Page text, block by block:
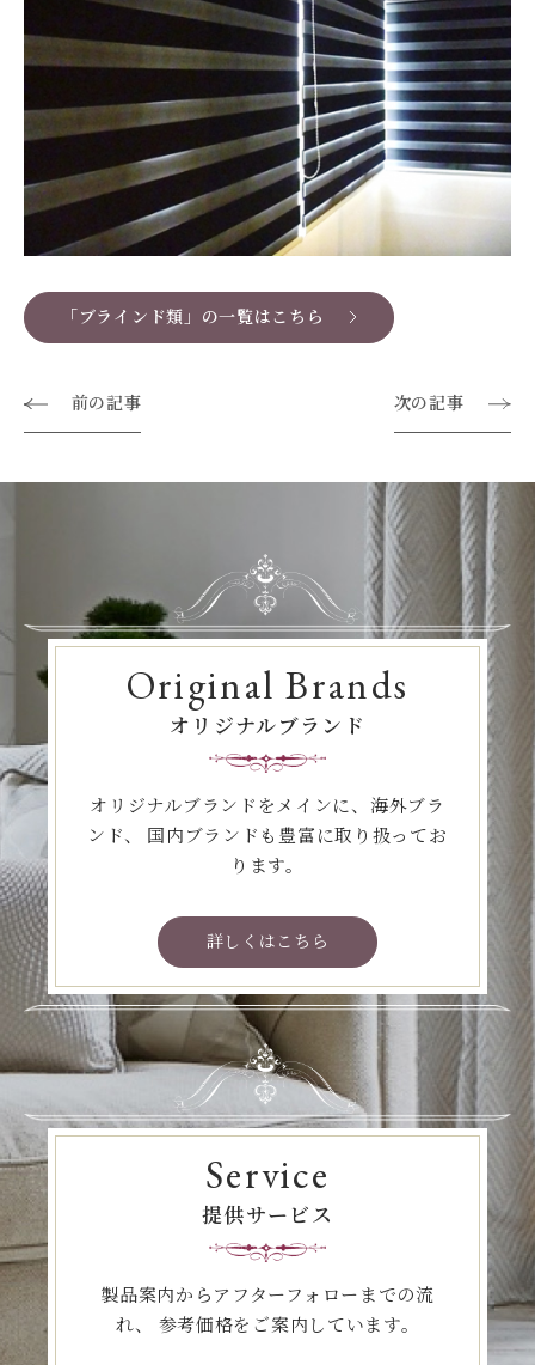
「ブラインド類」の一覧はこちら
前の記事 次の記事
Original Brands
オリジナルブランド
オリジナルブランドをメインに、海外ブラ
ンド、
国内ブランドも豊富に取り扱ってお
ります。
詳しくはこちら
Service
提供サービス
製品案内からアフターフォローまでの流
れ、
参考価格をご案内しています。